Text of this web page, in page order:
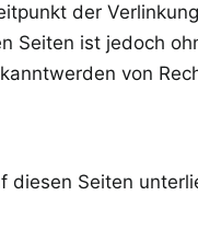
der
Seiten ist jedoch
von
diesen Seiten